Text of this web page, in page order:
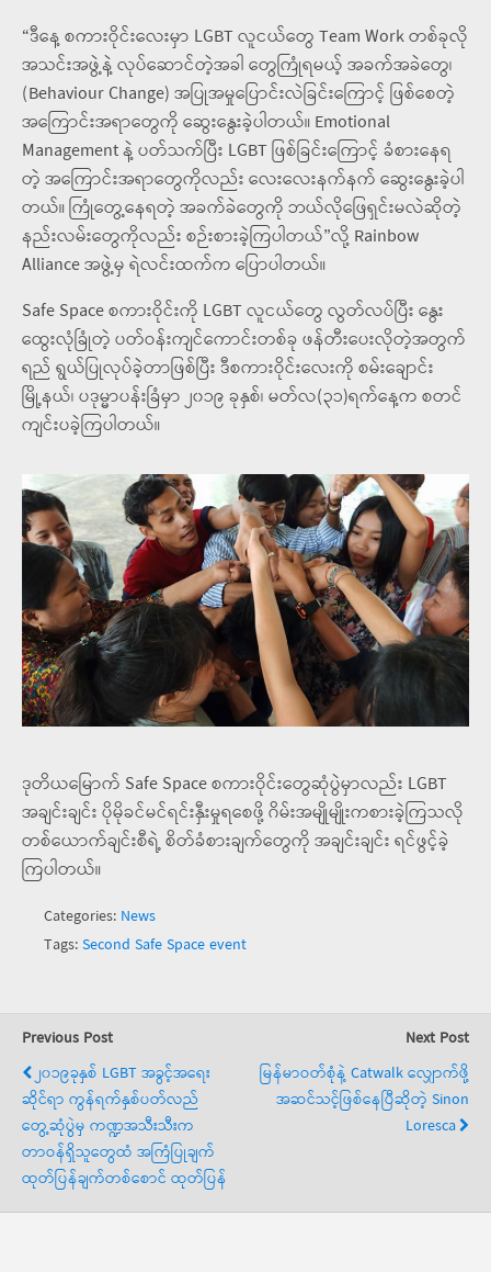
“ဒီနေ့ စကားဝိုင်းလေးမှာ LGBT လူငယ်တွေ Team Work တစ်ခုလို
အသင်းအဖွဲ့နဲ့ လုပ်ဆောင်တဲ့အခါ တွေကြုံရမယ့် အခက်အခဲတွေ၊
(Behaviour Change) အပြုအမှုပြောင်းလဲခြင်းကြောင့် ဖြစ်စေတဲ့
အကြောင်းအရာတွေကို ဆွေးနွေးခဲ့ပါတယ်။ Emotional
Management နဲ့ ပတ်သက်ပြီး LGBT ဖြစ်ခြင်းကြောင့် ခံစားနေရ
တဲ့ အကြောင်းအရာတွေကိုလည်း လေးလေးနက်နက် ဆွေးနွေးခဲ့ပါ
တယ်။ ကြုံတွေ့နေရတဲ့ အခက်ခဲတွေကို ဘယ်လိုဖြေရှင်းမလဲဆိုတဲ့
နည်းလမ်းတွေကိုလည်း စဉ်းစားခဲ့ကြပါတယ်”လို့ Rainbow
Alliance အဖွဲ့မှ ရဲလင်းထက်က ပြောပါတယ်။
Safe Space စကားဝိုင်းကို LGBT လူငယ်တွေ လွတ်လပ်ပြီး နွေး
ထွေးလုံခြုံတဲ့ ပတ်ဝန်းကျင်ကောင်းတစ်ခု ဖန်တီးပေးလိုတဲ့အတွက်
ရည် ရွယ်ပြုလုပ်ခဲ့တာဖြစ်ပြီး ဒီစကားဝိုင်းလေးကို စမ်းချောင်း
မြို့နယ်၊ ပဒုမ္မာပန်းခြံမှာ ၂၀၁၉ ခုနှစ်၊ မတ်လ(၃၁)ရက်နေ့က စတင်
ကျင်းပခဲ့ကြပါတယ်။
ဒုတိယမြောက် Safe Space စကားဝိုင်းတွေဆုံပွဲမှာလည်း LGBT
အချင်းချင်း ပိုမိုခင်မင်ရင်းနှီးမှုရစေဖို့ ဂိမ်းအမျိုမျိုးကစားခဲ့ကြသလို
တစ်ယောက်ချင်းစီရဲ့ စိတ်ခံစားချက်တွေကို အချင်းချင်း ရင်ဖွင့်ခဲ့
ကြပါတယ်။
Categories: News
Tags:Second Safe Space event
Previous Post
၂၀၁၉ခုနှစ် LGBT အခွင့်အရေး
ဆိုင်ရာ ကွန်ရက်နှစ်ပတ်လည်
တွေ့ဆုံပွဲမှ ကဏ္ဍအသီးသီးက
တာဝန်ရှိသူတွေထံ အကြံပြုချက်
ထုတ်ပြန်ချက်တစ်စောင် ထုတ်ပြန်
Next Post
မြန်မာဝတ်စုံနဲ့ Catwalk လျှောက်ဖို့
အဆင်သင့်ဖြစ်နေပြီဆိုတဲ့ Sinon
Loresca